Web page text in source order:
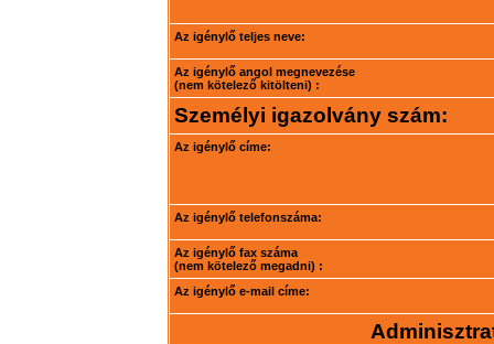
Az igénylő teljes neve:
Az igénylő angol megnevezése
(nem kötelező kitölteni) :
Személyi igazolvány szám:
Az igénylő címe:
Az igénylő telefonszáma:
Az igénylő fax száma
(nem kötelező megadni) :
Az igénylő e-mail címe: